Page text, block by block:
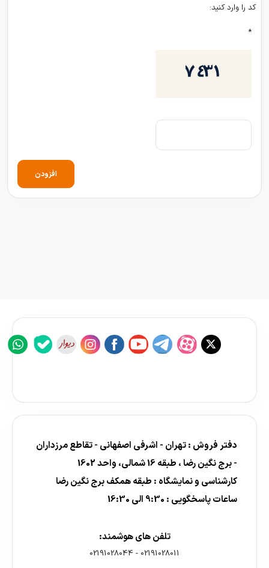
کد را وارد کنید:
*
افزودن
دفتر فروش : تهران - اشرفی اصفهانی - تقاطع مرزداران
- برج نگین رضا ، طبقه 16 شمالی، واحد 1602
کارشناسی و نمایشگاه : طبقه همکف برج نگین رضا
ساعات پاسخگویی : 9:30 الی 16:30
تلفن های هوشمند:
02191028011
-
02191028044